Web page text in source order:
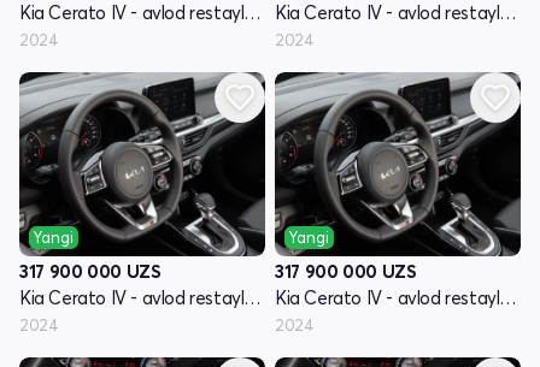
Kia Cerato IV - avlod restayling
2024
Kia Cerato IV - avlod restayling
2024
Yangi
317 900 000 UZS
Kia Cerato IV - avlod restayling
2024
Yangi
317 900 000 UZS
Kia Cerato IV - avlod restayling
2024